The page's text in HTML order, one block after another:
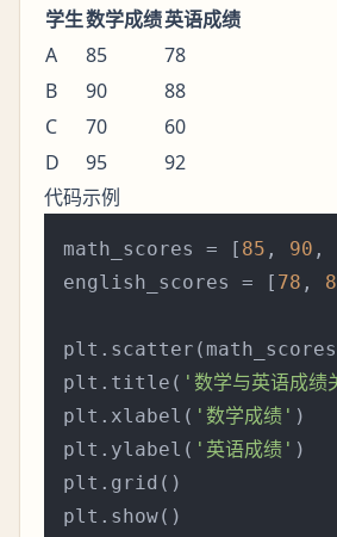
学生数学成绩英语成绩
A
85
78
B
90
88
C
70
60
D
95
92
代码示例
math_scores = [ 85 , 90 ,
english_scores = [ 78 ,
plt.title( '数学与英语成绩
plt.xlabel( '数学成绩' )
plt.ylabel( '英语成绩' )
plt.grid()